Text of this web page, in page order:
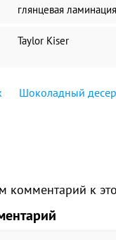
глянцевая
Taylor Kiser
Шоколадный
комментарий к